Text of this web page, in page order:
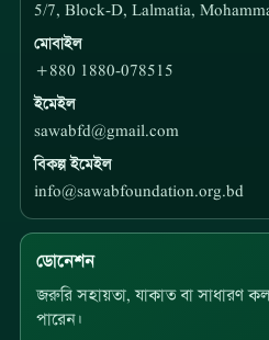
5/7, Block-D, Lalmatia,
মোবাইল
+880 1880-078515
ইমেইল
sawabfd@gmail.com
বিকল্প ইমেইল
info@sawabfoundation.org.bd
ডোনেশন
জরুরি সহায়তা, যাকাত বা সাধারণ
পারেন।